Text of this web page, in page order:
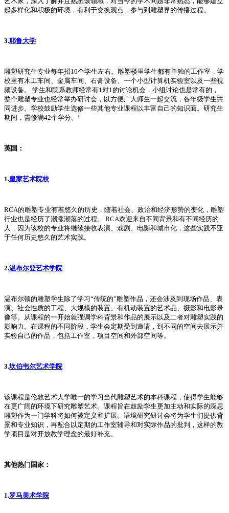
起多样化和积极的环境，有利于交换观点，参与到雕塑界的传播过程。
3.耶鲁大学
雕塑研究生专业每年招10个学生左右。雕塑楼里学生都有单独的工作室，学
校里有木工车间、金属车间、石膏设备、一个小型计算机实验室以及一些视
频设备。 学生和院系教师经常有1对1的讨论机会，小组讨论也是常有的，
整个雕塑专业也经常举办研讨会，以方便广大师生一起交流，各年级学生共
同进步。学校鼓励学生选修一些其他专业课程以丰富自己的知识面。研究生
期间，需修满42个学分。’
英国：
1.皇家艺术院校
RCA的雕塑专业有着悠久的历史，随着社会、政治和经济形势的变化，雕塑
行业也是经历了潮涨潮落的过程。 RCA欢迎来自不同背景和有不同经历的
人，因为该校的专业将继续接收表演、戏剧、电影和城市化，这些实践不亚
于任何历史悠久的艺术实践。
2.温布尔登艺术学院
温布尔顿的雕塑学生除了学习“传统的”雕塑作品，还会涉及到现场作品、表
演、社会性质的工程、大规模的装置、有机动装置的艺术品、摄影和电影录
像等。从课程的一开始就强调学科背景和作品的展示以及二者对雕塑实践的
影响力。在课程的不同阶段，学生会定期受到邀请，到不同的空间去展示并
实验自己的作品，包括工作室，项目空间和外部空间等。
3.坎伯韦尔艺术学院
该课程是伦敦艺术大学唯一的学习当代雕塑艺术的本科课程，使得学生能够
在更广阔的环境下研究雕塑艺术。课程旨在鼓励学生更加主动和实际的深思
雕塑作为一门学科将如何被定义和扩展。语境研究研讨会将为学生们提供背
景和专业知识，再配合以定期的工作室辅导和对实际作品的批判，这样的教
学项目是对开放教学理念的最好补充。
其他热门国家：
1.罗马美术学院